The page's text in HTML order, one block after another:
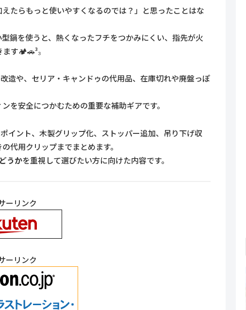
たらもっと使いやすくなるのでは？」と思ったことはな
鍋を使うと、熱くなったフチをつかみにくい、指先が火
ます🏕🚗³₃
造や、セリア・キャンドゥの代用品、在庫切れや廃盤っぽ
を安全につかむための重要な補助ギアです。
イント、木製グリップ化、ストッパー追加、吊り下げ収
代用クリップまでまとめます。
うかを重視して選びたい方に向けた内容です。
ーリンク
ーリンク